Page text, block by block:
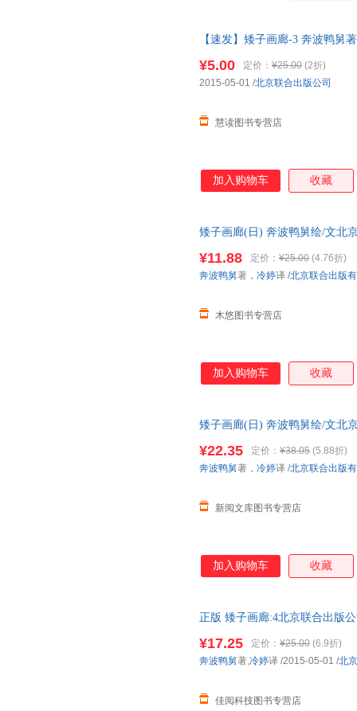
【速发】矮子画廊-3 奔波鸭舅
¥5.00 定价： ¥25.00 (2折)
慧读图书专营店
2015-05-01 /北京联合出版公司
加入购物车 收藏
矮子画廊(日) 奔波鸭舅绘/文北
¥11.88 定价： ¥25.00 (4.76折)
木悠图书专营店
奔波鸭舅著， 冷婷译 /北京联合出版
加入购物车 收藏
矮子画廊(日) 奔波鸭舅绘/文北
¥22.35 定价： ¥38.05 (5.88折)
新阅文库图书专营店
奔波鸭舅著， 冷婷译 /北京联合出版
加入购物车 收藏
正版 矮子画廊:4北京联合出版
¥17.25 定价： ¥25.00 (6.9折)
佳阅科技图书专营店
奔波鸭舅著,冷婷译 /2015-05-01 /北